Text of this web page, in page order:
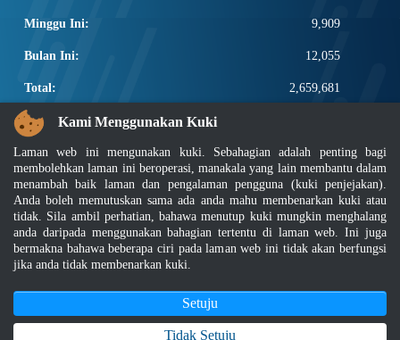
Minggu Ini: 9,909
Bulan Ini: 12,055
Total: 2,659,681
PAUTAN POPULAR
Elektroteknikal, ICT dan Pembinaan
Other Notification Search
Regular Notification Search
Notification Subscription
Pengurusan Perniagaan dan Keselamatan Pekerjaan
Peta Laman|MyGOV
Hakcipta 2022 @ Jabatan Standard Malaysia
Kami Menggunakan Kuki
Laman web ini mengunakan kuki. Sebahagian adalah penting bagi
membolehkan laman ini beroperasi, manakala yang lain membantu dalam
menambah baik laman dan pengalaman pengguna (kuki penjejakan).
Anda boleh memutuskan sama ada anda mahu membenarkan kuki atau
tidak. Sila ambil perhatian, bahawa menutup kuki mungkin menghalang
anda daripada menggunakan bahagian tertentu di laman web. Ini juga
bermakna bahawa beberapa ciri pada laman web ini tidak akan berfungsi
jika anda tidak membenarkan kuki.
Setuju
Tidak Setuju